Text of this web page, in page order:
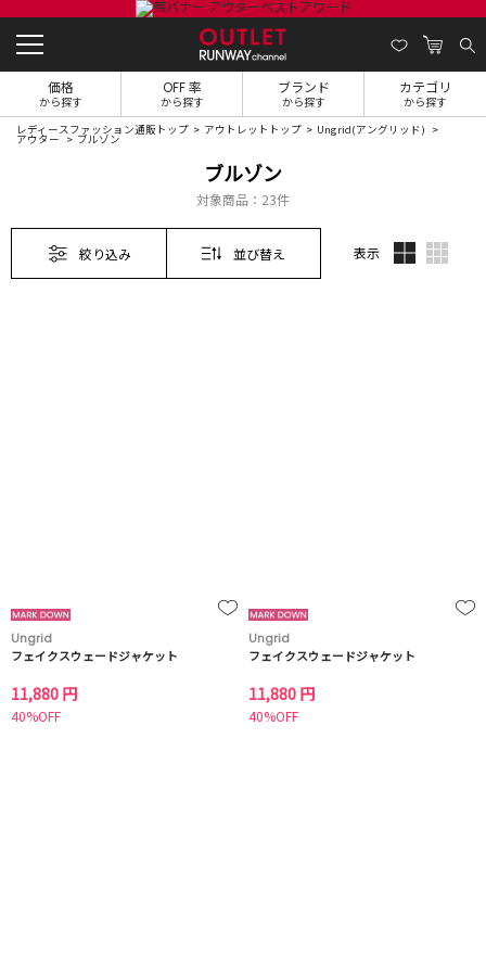
価格
から探す
OFF 率
から探す
ブランド
から探す
カテゴリ
から探す
レディースファッション通販トップ アウトレットトップ Ungrid(アングリッド)
アウター ブルゾン
ブルゾン
対象商品： 23件
絞り込み 並び替え 表示
Ungrid
フェイクスウェードジャケット
11,880 円
40%OFF
Ungrid
フェイクスウェードジャケット
11,880 円
40%OFF